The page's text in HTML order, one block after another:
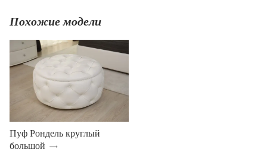
Похожие модели
Пуф Рондель круглый
большой